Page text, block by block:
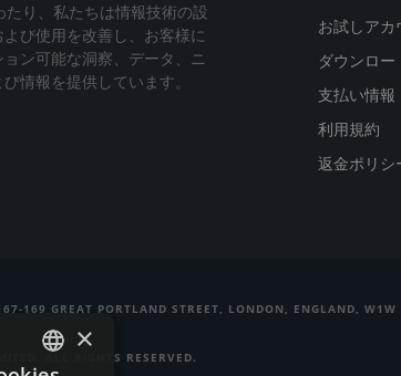
たり、私たちは情報技術の設
び使用を改善し、お客様に
ン可能な洞察、データ、ニ
情報を提供しています。
お試しアカ
ダウンロー
支払い情報
利用規約
返金ポリシ
169 GREAT PORTLAND STREET, LONDON, ENGLAND,
ALL RIGHTS RESERVED.
×